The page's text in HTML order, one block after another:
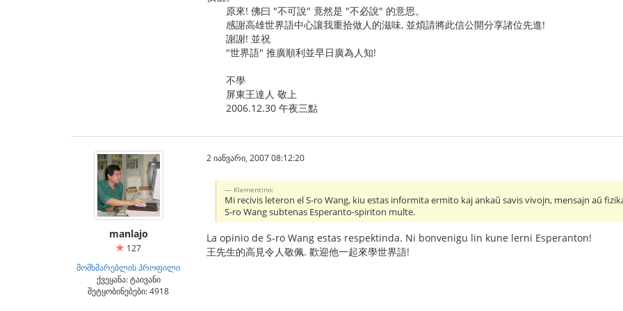
原來! 佛曰 "不可說" 竟然是 "不必說" 的意思。
感謝高雄世界語中心讓我重拾做人的滋味, 並煩請將此信公開分享諸位先進!
謝謝! 並祝
"世界語" 推廣順利並早日廣為人知!
不學
屏東王達人 敬上
2006.12.30 午夜三點
manlajo
127
მომხმარებლის პროფილი
ქვეყანა: ტაივანი
შეტყობინებები: 4918
2 იანვარი, 2007 08:12:20
Klementino:
Mi recivis leteron el S-ro Wang, kiu estas informita ermito kaj ankaŭ savis vivojn, mensajn aŭ
S-ro Wang subtenas Esperanto-spiriton multe.
La opinio de S-ro Wang estas respektinda. Ni bonvenigu lin kune lerni Esperanton!
王先生的高見令人敬佩. 歡迎他一起來學世界語!